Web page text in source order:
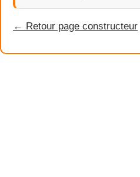
← Retour page constructeur